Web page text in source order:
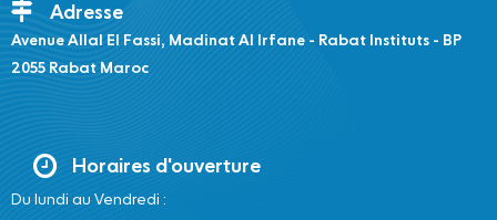
Adresse
Avenue Allal El Fassi, Madinat Al Irfane - Rabat Instituts - BP
2055 Rabat Maroc
Horaires d'ouverture
Du lundi au Vendredi :